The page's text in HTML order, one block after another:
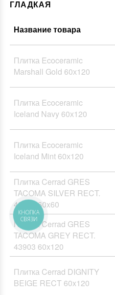
ГЛАДКАЯ
Название товара
Плитка Ecoceramic
Marshall Gold 60х120
Плитка Ecoceramic
Iceland Navy 60х120
Плитка Ecoceramic
Iceland Mint 60х120
Плитка Cerrad GRES
TACOMA SILVER RECT.
43965 60x60
Плитка Cerrad GRES
TACOMA GREY RECT.
43903 60x120
Плитка Cerrad DIGNITY
BEIGE RECT 60x120